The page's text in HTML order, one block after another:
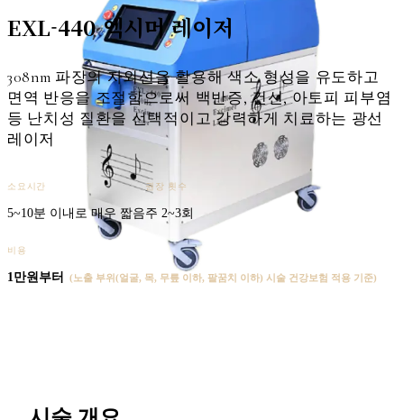
EXL-440 엑시머 레이저
308nm 파장의 자외선을 활용해 색소 형성을 유도하고
면역 반응을 조절함으로써 백반증, 건선, 아토피 피부염
등 난치성 질환을 선택적이고 강력하게 치료하는 광선
레이저
소요시간
5~10분 이내로 매우 짧음
권장 횟수
주 2~3회
비용
1만원 부터 ( 노출 부위(얼굴, 목, 무릎 이하, 팔꿈치 이하) 시술 건강보험 적용 기준)